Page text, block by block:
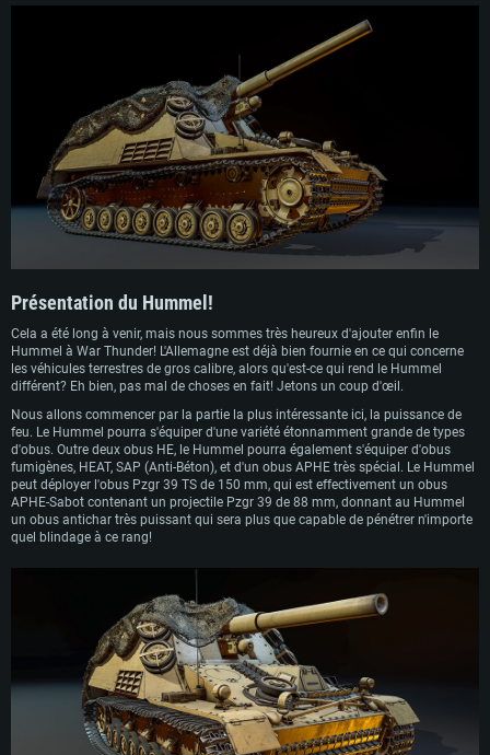
automoteurs émana du haut commandement allemand. Pour les plateformes
de canons automoteurs moyens, les canons de 105 mm prévus furent jugés
trop faibles pour la plateforme, et dorénavant tous les canons automoteurs
lourds devaient être équipés de canons de 150 mm à la place. Cela a
effectivement mis fin au projet Pz.Sfl.IVb en cours, et le soutien a été réorienté
vers une nouvelle conception.
Le choix du châssis fut le premier obstacle, le châssis du Pz. III devenant de
plus en plus obsolète. Le Pz. IV avait du potentiel, mais venait avec ses propres
tribulations. La solution fut de créer une conception hybride incorporant des
éléments des deux, comme la transmission, le barbotin et la réduction finale du
Pz. III, et la suspension du Pz. IV. Cette conception impliquait des compromis,
dont le plus difficile était le placement du moteur, qui devait se trouver sous
l'énorme obusier sFH 18 de 150 mm. Cela rendait la maintenance sur le terrain
régulièrement redoutable, car l'ensemble de l'armement devait être retiré pour
Un avantage était le grand espace interne dans lequel l'équipage devait opérer,
ce qui aidait au confort et au rechargement. Un inconvénient à cela cependant
était le manque d'espace pour le stockage des munitions, n'ayant de la place
que pour 18 obus, ce qui nécessitait souvent que les Hummels soient soutenus
par des transporteurs de munitions spécialisés.
En service, le Hummel n'était pas très apprécié par les équipages. En plus des
problèmes de maintenance, sa suspension et son moteur relativement faible
rendaient la traversée de terrains accidentés difficile, et les pannes mécaniques
constantes associées à un manque flagrant de pièces de rechange ont mis de
nombreux Hummels hors de combat en dehors des affrontements. Malgré cela
cependant, le Hummel a rempli son objectif; Il pouvait suivre le rythme des
divisions blindées et fournir un soutien d'artillerie lourde là où c'était nécessaire,
bien qu'il ait finalement été freiné par les contraintes mécaniques et les limites
de sa conception.
Présentation du Hummel!
Cela a été long à venir, mais nous sommes très heureux d'ajouter enfin le
Hummel à War Thunder! L'Allemagne est déjà bien fournie en ce qui concerne
les véhicules terrestres de gros calibre, alors qu'est-ce qui rend le Hummel
différent? Eh bien, pas mal de choses en fait! Jetons un coup d'œil.
Nous allons commencer par la partie la plus intéressante ici, la puissance de
feu. Le Hummel pourra s'équiper d'une variété étonnamment grande de types
d'obus. Outre deux obus HE, le Hummel pourra également s'équiper d'obus
fumigènes, HEAT, SAP (Anti-Béton), et d'un obus APHE très spécial. Le Hummel
peut déployer l'obus Pzgr 39 TS de 150 mm, qui est effectivement un obus
APHE-Sabot contenant un projectile Pzgr 39 de 88 mm, donnant au Hummel
un obus antichar très puissant qui sera plus que capable de pénétrer n'importe
quel blindage à ce rang!